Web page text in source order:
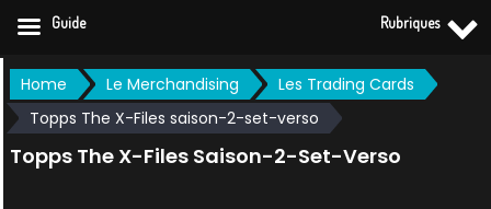
Skip
to
content
Home Le Merchandising
Les Trading Cards
Topps The X-Files saison-2-set-verso
Topps The X-Files Saison-2-Set-Verso
Guide Rubriques